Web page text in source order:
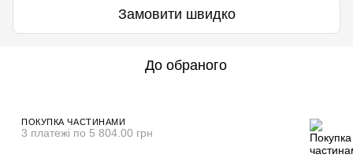
Замовити швидко
До обраного
ПОКУПКА ЧАСТИНАМИ
3 платежі по 5 804.00 грн